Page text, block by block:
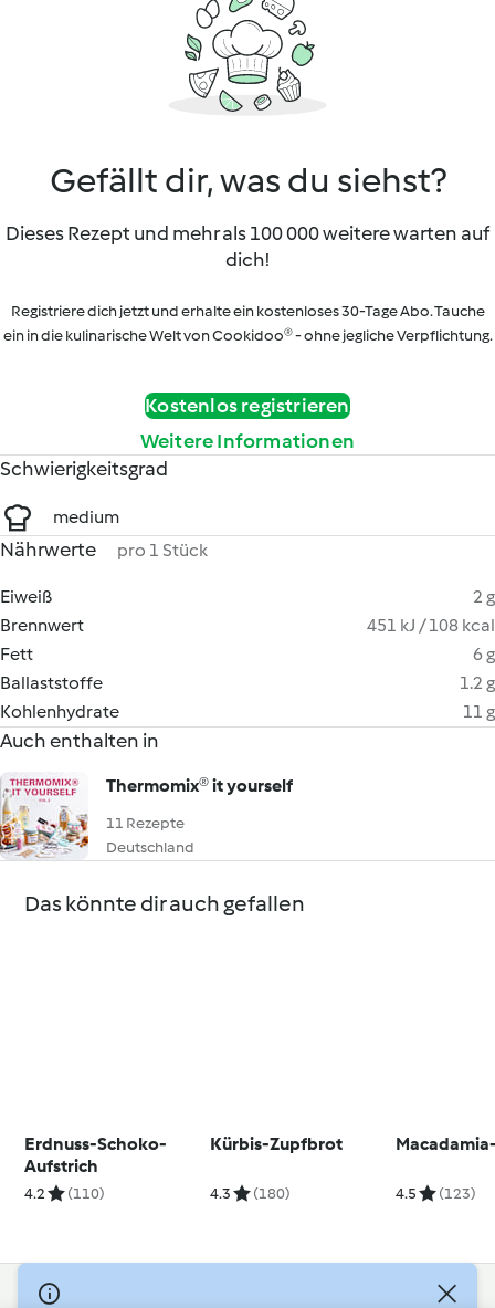
Gefällt dir, was du siehst?
Dieses Rezept und mehr als 100 000 weitere warten auf
dich!
Registriere dich jetzt und erhalte ein kostenloses 30-Tage Abo. Tauche
ein in die kulinarische Welt von Cookidoo® - ohne jegliche Verpflichtung.
Kostenlos registrieren
Weitere Informationen
Schwierigkeitsgrad
medium
Nährwerte pro 1 Stück
Eiweiß
2 g
Brennwert
451 kJ / 108 kcal
Fett
6 g
Ballaststoffe
1.2 g
Kohlenhydrate
11 g
Auch enthalten in
Thermomix® it yourself
11 Rezepte
Deutschland
Das könnte dir auch gefallen
Erdnuss-Schoko-
Aufstrich
4.2 (110)
Kürbis-Zupfbrot
4.3 (180) 4.5 (123)
© Copyright 2026